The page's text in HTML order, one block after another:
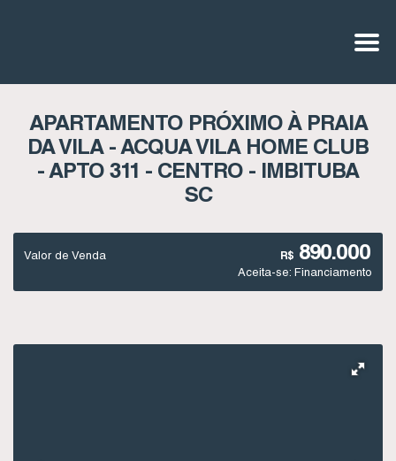
APARTAMENTO PRÓXIMO À PRAIA
DA VILA - ACQUA VILA HOME CLUB
- APTO 311 - CENTRO - IMBITUBA
SC
R$ 890.000
Valor de Venda
Aceita-se: Financiamento